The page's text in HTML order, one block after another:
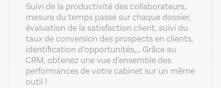
Suivi de la productivité des collaborateurs,
mesure du temps passé sur chaque dossier,
évaluation de la satisfaction client, suivi du
taux de conversion des prospects en clients,
identification d’opportunités,… Grâce au
CRM, obtenez une vue d’ensemble des
performances de votre cabinet sur un même
outil !